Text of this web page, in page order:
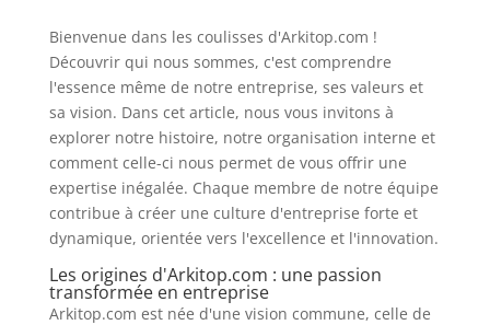
Bienvenue dans les coulisses d'Arkitop.com !
Découvrir qui nous sommes, c'est comprendre
l'essence même de notre entreprise, ses valeurs et
sa vision. Dans cet article, nous vous invitons à
explorer notre histoire, notre organisation interne et
comment celle-ci nous permet de vous offrir une
expertise inégalée. Chaque membre de notre équipe
contribue à créer une culture d'entreprise forte et
dynamique, orientée vers l'excellence et l'innovation.
Les origines d'Arkitop.com : une passion
transformée en entreprise
Arkitop.com est née d'une vision commune, celle de